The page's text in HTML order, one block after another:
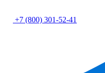
+7 (800) 301-52-41